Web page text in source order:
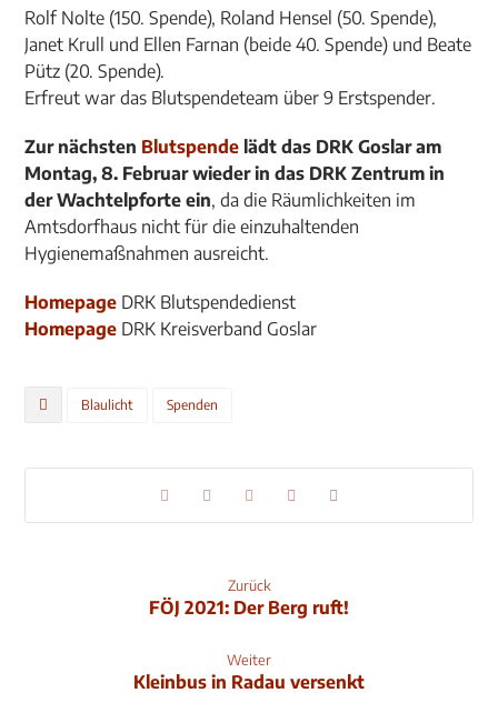
Rolf Nolte (150. Spende), Roland Hensel (50. Spende),
Janet Krull und Ellen Farnan (beide 40. Spende) und Beate
Pütz (20. Spende).
Erfreut war das Blutspendeteam über 9 Erstspender.
Zur nächsten Blutspende lädt das DRK Goslar am
Montag, 8. Februar wieder in das DRK Zentrum in
der Wachtelpforte ein, da die Räumlichkeiten im
Amtsdorfhaus nicht für die einzuhaltenden
Hygienemaßnahmen ausreicht.
Homepage DRK Blutspendedienst
Homepage DRK Kreisverband Goslar
Blaulicht Spenden
Zurück
FÖJ 2021: Der Berg ruft!
Weiter
Kleinbus in Radau versenkt